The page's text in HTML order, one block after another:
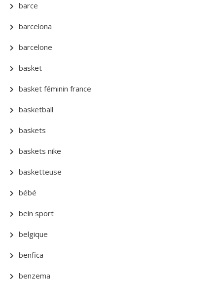
barce
barcelona
barcelone
basket
basket féminin france
basketball
baskets
baskets nike
basketteuse
bébé
bein sport
belgique
benfica
benzema